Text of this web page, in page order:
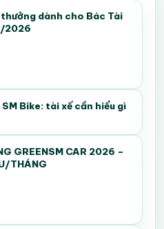
dành cho Bác Tài
2026
Bike: tài xế cần hiểu gì
GREENSM CAR 2026 –
THÁNG